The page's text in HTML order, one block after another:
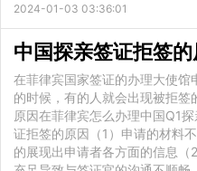
2024-01-03 03:36:01
在菲律宾国家签证的办理大使馆
的时候，有的人就会出现被拒
原因在菲律宾怎么办理中国Q1
证拒签的原因（1）申请的材料
的展现出申请者各方面的信息